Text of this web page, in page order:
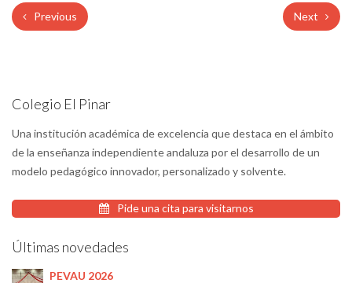
Previous Next
Colegio El Pinar
Una institución académica de excelencia que destaca en el ámbito
de la enseñanza independiente andaluza por el desarrollo de un
modelo pedagógico innovador, personalizado y solvente.
Pide una cita para visitarnos
Últimas novedades
PEVAU 2026